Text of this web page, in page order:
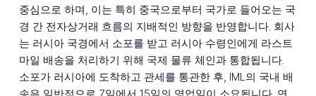
중심으로 하며, 이는 특히 중국으로부터 국가로 들어오는 국
경 간 전자상거래 흐름의 지배적인 방향을 반영합니다. 회사
는 러시아 국경에서 소포를 받고 러시아 수령인에게 라스트
마일 배송을 처리하기 위해 국제 물류 체인과 통합됩니다.
소포가 러시아에 도착하고 관세를 통관한 후, IML의 국내 배